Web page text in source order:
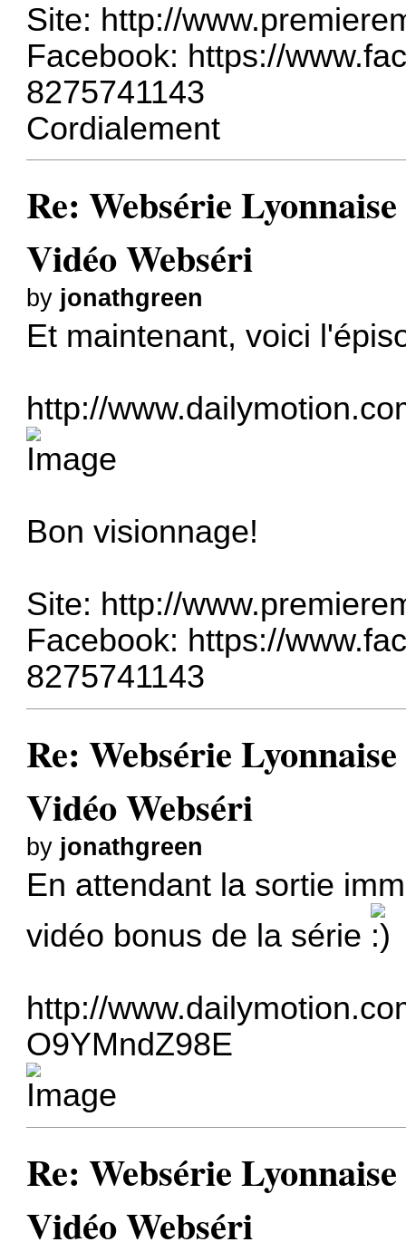
Site: http://
Facebook: https://
8275741143
Cordialement
Re: Websérie
Vidéo Webséri
by jonathgreen
Et maintenant, voici
http://
Bon visionnage!
Site: http://
Facebook: https://
8275741143
Re: Websérie
Vidéo Webséri
by jonathgreen
En attendant la sortie
vidéo bonus de la série
http://
O9YMndZ98E
Re: Websérie
Vidéo Webséri